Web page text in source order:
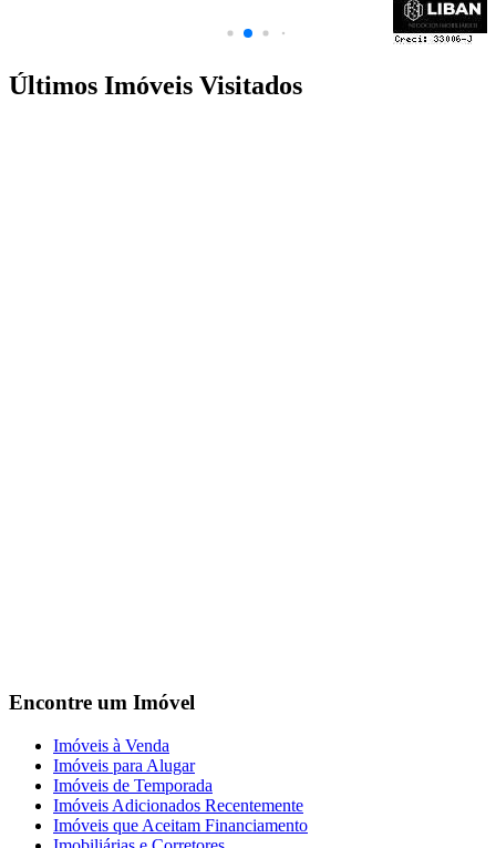
Últimos Imóveis Visitados
Encontre um Imóvel
Imóveis à Venda
Imóveis para Alugar
Imóveis de Temporada
Imóveis Adicionados Recentemente
Imóveis que Aceitam Financiamento